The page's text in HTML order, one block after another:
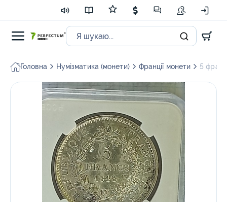
Головна Нумізматика (монети) Франції монети 5